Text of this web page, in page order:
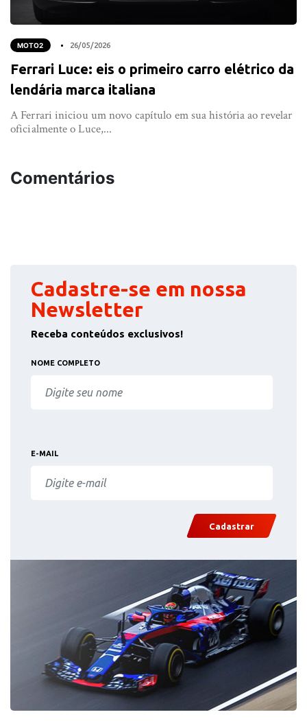
MOTO2 26/05/2026
Ferrari Luce: eis o primeiro carro elétrico da
lendária marca italiana
A Ferrari iniciou um novo capítulo em sua história ao revelar
oficialmente o Luce,...
Comentários
Cadastre-se em nossa
Newsletter
Receba conteúdos exclusivos!
NOME COMPLETO
E-MAIL
Cadastrar